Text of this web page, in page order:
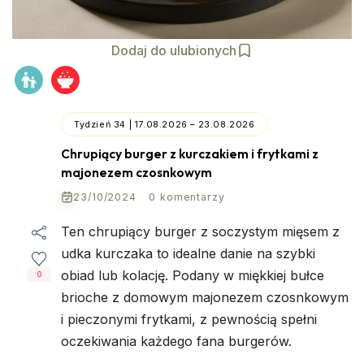
Dodaj do ulubionych
Tydzień 34 | 17.08.2026 – 23.08.2026
Chrupiący burger z kurczakiem i frytkami z
majonezem czosnkowym
23/10/2024 0 komentarzy
0
Ten chrupiący burger z soczystym mięsem z
udka kurczaka to idealne danie na szybki
obiad lub kolację. Podany w miękkiej bułce
brioche z domowym majonezem czosnkowym
i pieczonymi frytkami, z pewnością spełni
oczekiwania każdego fana burgerów.